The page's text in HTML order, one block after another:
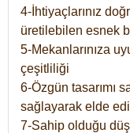
4-İhtiyaçlarınız
üretilebilen esnek
5-Mekanlarınıza
çeşitliliği
6-Özgün tasarımı
sağlayarak elde
7-Sahip olduğu